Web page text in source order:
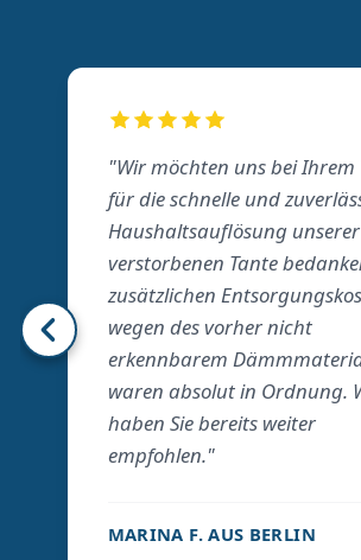
"Wir möchten uns bei Ihrem
für die schnelle und
Haushaltsauflösung unserer
verstorbenen Tante
zusätzlichen
wegen des vorher nicht
erkennbarem
waren absolut in Ordnung.
haben Sie bereits weiter
empfohlen."
MARINA F. AUS BERLIN